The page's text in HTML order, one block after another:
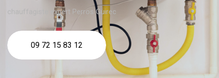
chauffagiste expert Perros Guirec
09 72 15 83 12